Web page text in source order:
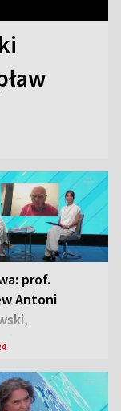
prof.
Antoni